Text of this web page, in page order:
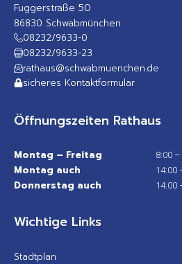
Fuggerstraße 50
86830 Schwabmünchen
08232/9633-0
08232/9633-23
rathaus@schwabmuenchen.de
sicheres Kontaktformular
Öffnungszeiten Rathaus
Montag – Freitag 8:00
Montag auch 14:00
Donnerstag auch 14:00
Wichtige Links
Stadtplan